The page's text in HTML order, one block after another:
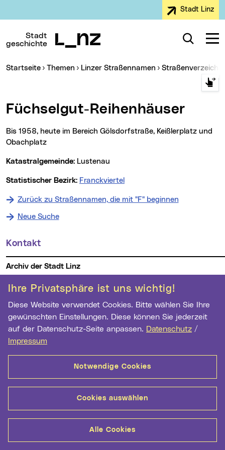
Ihre Privatsphäre ist uns wichtig!
Diese Website verwendet Cookies. Bitte wählen Sie Ihre
gewünschten Einstellungen. Diese können Sie jederzeit
auf der Datenschutz-Seite anpassen. Datenschutz /
Impressum
Notwendige Cookies
Cookies auswählen
Alle Cookies
Stadt Linz
Stadt
geschichte
Suche
Sie sind hier:
Startseite Themen Linzer Straßennamen
Füchselgut-Reihenhäuser
Bis 1958, heute im Bereich Gölsdorfstraße, Keißlerplatz und
Obachplatz
Katastralgemeinde: Lustenau
Statistischer Bezirk: Franckviertel
Zurück zu Straßennamen, die mit "F" beginnen
Neue Suche
Weitere Informationen
Kontakt
Archiv der Stadt Linz
4041 Linz
Telefon:
+43 732 7070 2973
Fax:
+43 732 7070 2962
E-Mail Adresse:
archiv@mag.linz.at
Wichtige Links
Cookie-Einstellungen Impressum